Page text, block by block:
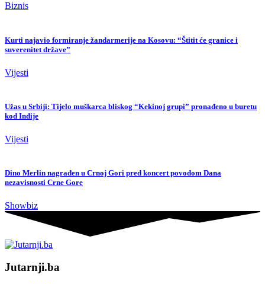
Biznis
Kurti najavio formiranje žandarmerije na Kosovu: “Štitit će granice i
suverenitet države”
Vijesti
Užas u Srbiji: Tijelo muškarca bliskog “Kekinoj grupi” pronađeno u buretu
kod Inđije
Vijesti
Dino Merlin nagrađen u Crnoj Gori pred koncert povodom Dana
nezavisnosti Crne Gore
Showbiz
Jutarnji.ba